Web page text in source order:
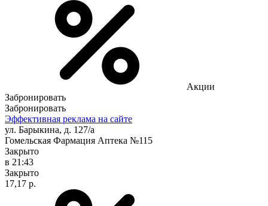
Акции
Забронировать
Забронировать
Эффективная реклама на сайте
ул. Барыкина, д. 127/а
Гомельская Фармация Аптека №115
Закрыто
в 21:43
Закрыто
17,17 р.